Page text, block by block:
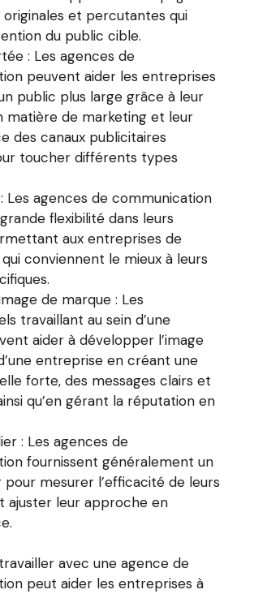
originales et percutantes qui
du public cible.
: Les agences de
peuvent aider les entreprises
public plus large grâce à leur
matière de marketing et leur
des canaux publicitaires
toucher différents types
Les agences de communication
flexibilité dans leurs
aux entreprises de
conviennent le mieux à leurs
de marque : Les
travaillant au sein d’une
aider à développer l’image
entreprise en créant une
forte, des messages clairs et
qu’en gérant la réputation en
: Les agences de
fournissent généralement un
pour mesurer l’efficacité de leurs
ajuster leur approche en
avec une agence de
peut aider les entreprises à